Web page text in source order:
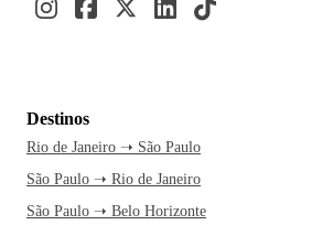
Destinos
Rio de Janeiro ➝ São Paulo
São Paulo ➝ Rio de Janeiro
São Paulo ➝ Belo Horizonte